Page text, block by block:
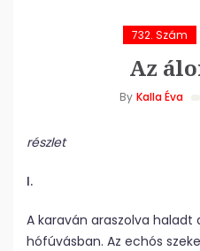
732. Szám
Az
By Kalla Éva
részlet
I.
A karaván araszolva
hófúvásban. Az echós